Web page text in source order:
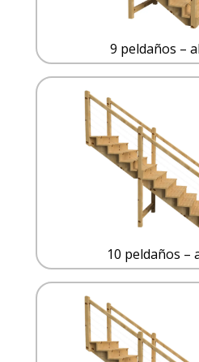
9 peldaños –
10 peldaños –